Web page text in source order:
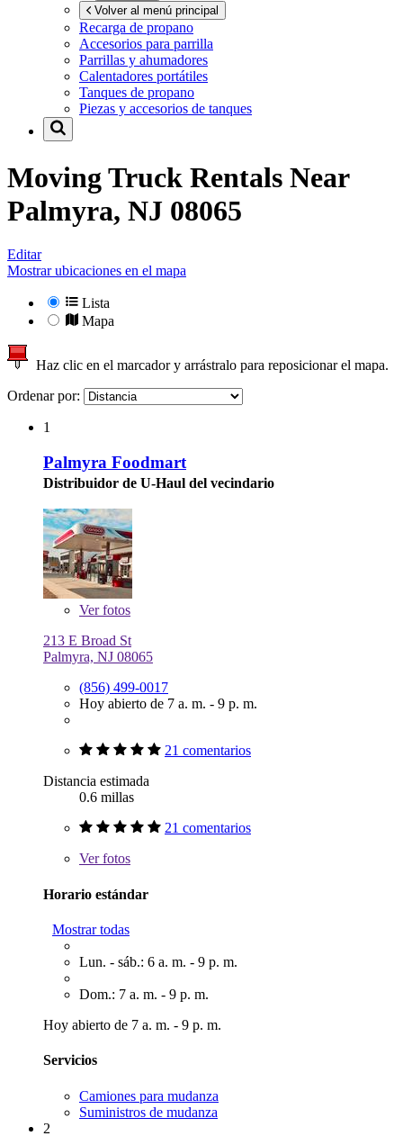
Volver al menú principal
Recarga de propano
Accesorios para parrilla
Parrillas y ahumadores
Calentadores portátiles
Tanques de propano
Piezas y accesorios de tanques
Moving Truck Rentals Near
Palmyra, NJ 08065
Editar
Mostrar ubicaciones en el mapa
Lista
Mapa
Haz clic en el marcador y arrástralo para reposicionar el mapa.
Ordenar por:
1
Palmyra Foodmart
Distribuidor de U-Haul del vecindario
Verfotos
213 E Broad St
Palmyra, NJ 08065
(856) 499-0017
Hoy abierto de 7 a. m. - 9 p. m.
21 comentarios
Distancia estimada
0.6 millas
21 comentarios
Verfotos
Horario estándar
Mostrar todas
Lun. - sáb.: 6 a. m. - 9 p. m.
Dom.: 7 a. m. - 9 p. m.
Hoy abierto de 7 a. m. - 9 p. m.
Servicios
Camiones para mudanza
Suministros de mudanza
2